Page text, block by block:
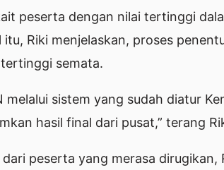
peserta dengan nilai tertinggi
Riki menjelaskan, proses
semata.
sistem yang sudah diatur
hasil final dari pusat,” terang
peserta yang merasa dirugikan,